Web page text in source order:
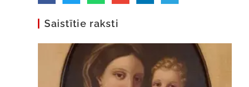
Saistītie raksti